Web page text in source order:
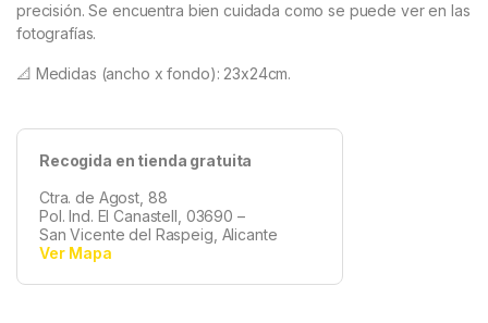
precisión. Se encuentra bien cuidada como se puede ver en las
fotografías.
📐 Medidas (ancho x fondo): 23x24cm.
Recogida en tienda gratuita
Ctra. de Agost, 88
Pol. Ind. El Canastell, 03690 –
San Vicente del Raspeig, Alicante
Ver Mapa